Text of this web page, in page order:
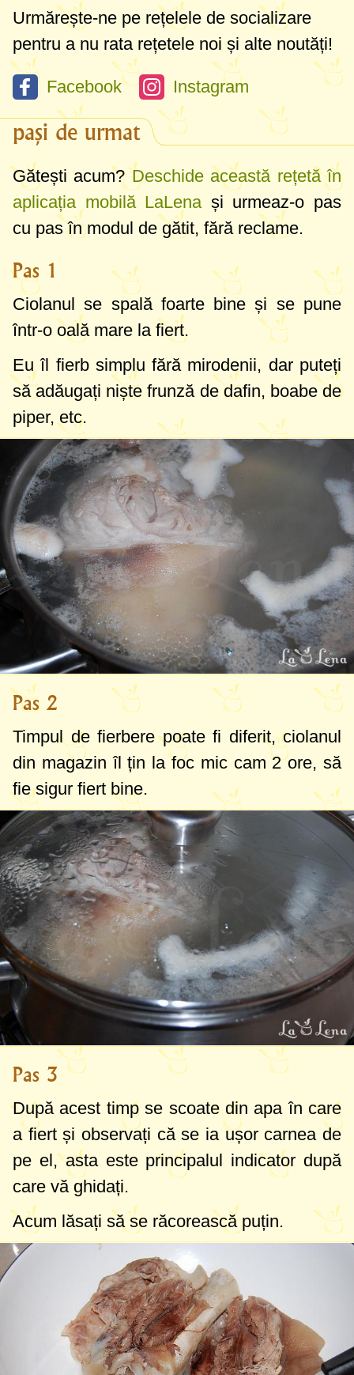
Urmărește-ne pe rețelele de socializare
pentru a nu rata rețetele noi și alte noutăți!
Facebook Instagram
pași de urmat
Gătești acum?Deschide această rețetă în
aplicația mobilă LaLenași urmeaz-o pas
cu pas în modul de gătit, fără reclame.
Pas 1
Ciolanul se spală foarte bine și se pune
într-o oală mare la fiert.
Eu îl fierb simplu fără mirodenii, dar puteți
să adăugați niște frunză de dafin, boabe de
piper, etc.
Pas 2
Timpul de fierbere poate fi diferit, ciolanul
din magazin îl țin la foc mic cam 2 ore, să
fie sigur fiert bine.
Pas 3
După acest timp se scoate din apa în care
a fiert și observați că se ia ușor carnea de
pe el, asta este principalul indicator după
care vă ghidați.
Acum lăsați să se răcorească puțin.